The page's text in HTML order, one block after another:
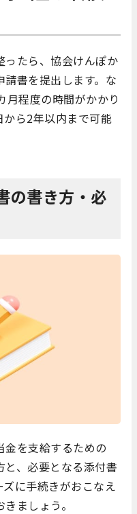
ったら、協会けんぽか
書を提出します。な
月程度の時間がかかり
から2年以内まで可能
の書き方・必
金を支給するための
と、必要となる添付書
に手続きがおこなえ
ましょう。